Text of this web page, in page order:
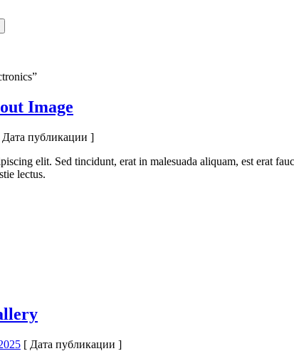
Image
Дата публикации ]
elit. Sed tincidunt, erat in malesuada aliquam, est erat
lectus.
[ Дата публикации ]